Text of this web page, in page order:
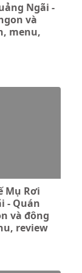
Ngãi -
và
menu,
Mụ Rơi
- Quán
và đông
review